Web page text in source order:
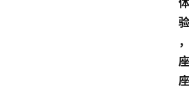
体
验
，
座
座